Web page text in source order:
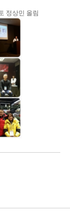
정상민 올림